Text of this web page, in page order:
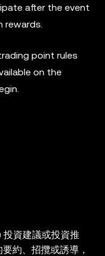
after the event
rewards.
point rules
on the
投資建議或投資推
約、招攬或誘導，